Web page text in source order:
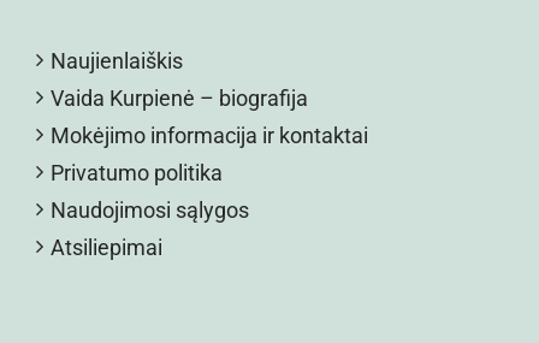
Naujienlaiškis
Vaida Kurpienė – biografija
Mokėjimo informacija ir kontaktai
Privatumo politika
Naudojimosi sąlygos
Atsiliepimai